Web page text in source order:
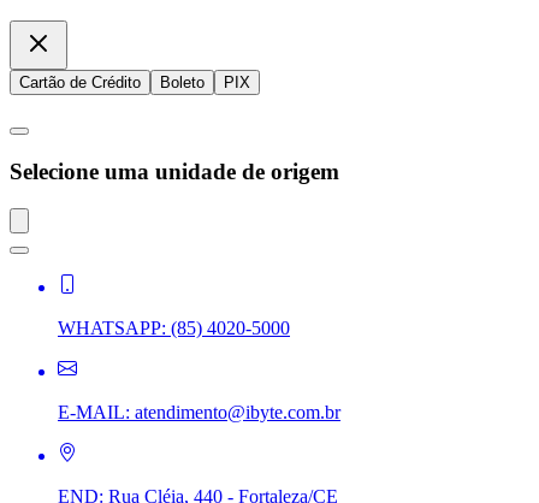
Cartão de Crédito Boleto PIX
Selecione uma unidade de origem
WHATSAPP: (85) 4020-5000
E-MAIL: atendimento@ibyte.com.br
END: Rua Cléia, 440 - Fortaleza/CE